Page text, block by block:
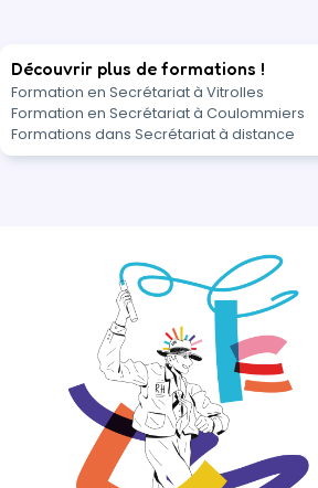
Découvrir plus de formations !
Formation en Secrétariat à Vitrolles
Formation en Secrétariat à Coulommiers
Formations dans Secrétariat à distance